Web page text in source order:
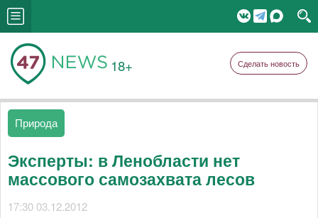
18+ Сделать новость
Природа
Эксперты: в Ленобласти нет
массового самозахвата лесов
17:30 03.12.2012